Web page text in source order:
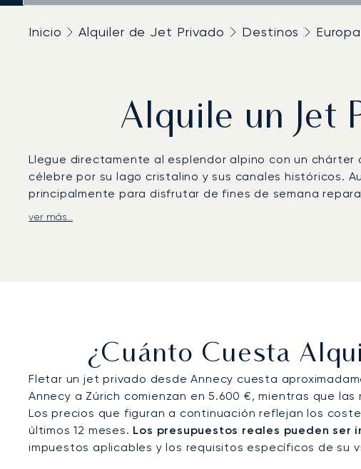
Inicio Alquiler de Jet Privado Destinos
Alquile un Jet
Llegue directamente al esplendor alpino con un
célebre por su lago cristalino y sus canales históricos.
principalmente para disfrutar de fines de semana
En LunaJets, diseñamos su vuelo completamente en
ver más...
¿Cuánto Cuesta
Fletar un jet privado desde Annecy cuesta
Annecy a Zúrich comienzan en 5.600 €, mientras que
Los precios que figuran a continuación reflejan los
últimos 12 meses. Los presupuestos reales pueden ser
impuestos aplicables y los requisitos específicos de su